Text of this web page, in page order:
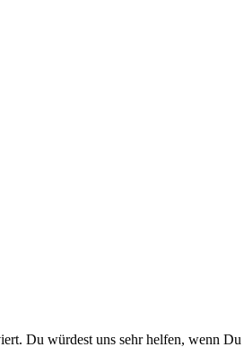
Du würdest uns sehr helfen, wenn